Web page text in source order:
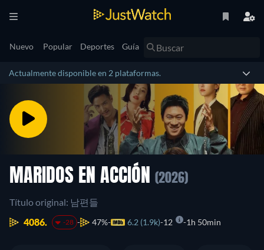
Nuevo Popular Deportes Guía
Actualmente disponible en 2 plataformas.
MARIDOS EN ACCIÓN (2026)
Título original: 남편들
4086.
-28 47% 6.2 (1.9k) 12 1h 50min